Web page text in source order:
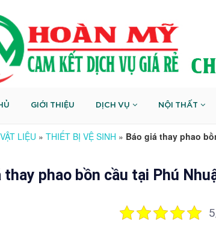
GIỚI THIỆU DỊCH VỤ NỘI THẤT
VẬT LIỆU » THIẾT BỊ VỆ SINH » Báo giá thay phao
thay phao bồn cầu tại Phú